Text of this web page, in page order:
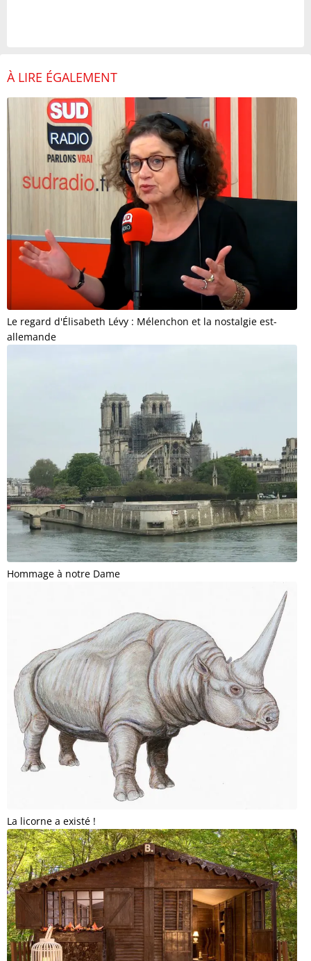
À LIRE ÉGALEMENT
Le regard d'Élisabeth Lévy : Mélenchon et la nostalgie est-
allemande
Hommage à notre Dame
La licorne a existé !